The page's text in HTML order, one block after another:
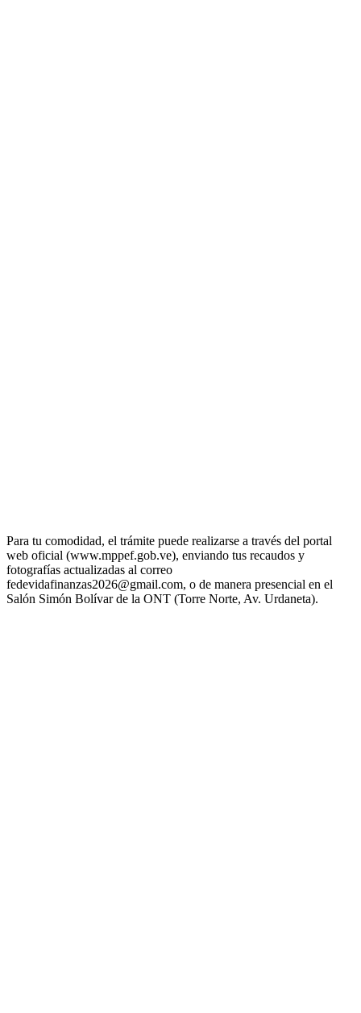
Para tu comodidad, el trámite puede realizarse a través del portal
web oficial (www.mppef.gob.ve), enviando tus recaudos y
fotografías actualizadas al correo
fedevidafinanzas2026@gmail.com, o de manera presencial en el
Salón Simón Bolívar de la ONT (Torre Norte, Av. Urdaneta).